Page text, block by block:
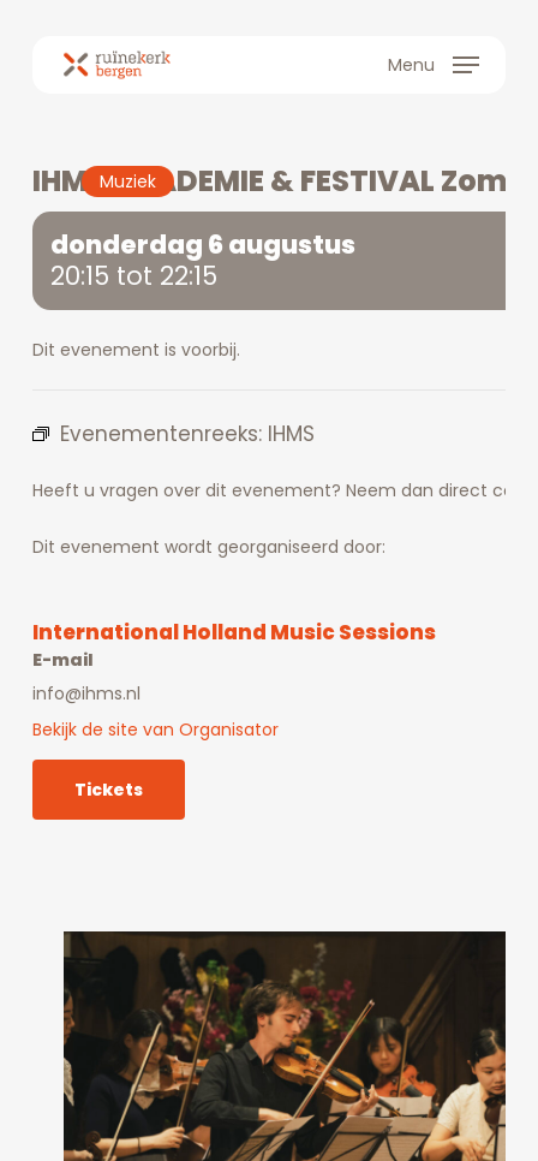
Menu
Muziek
IHMS ACADEMIE & FESTIVAL
donderdag 6 augustus
20:15 tot 22:15
Dit evenement is voorbij.
Evenementenreeks: IHMS
Heeft u vragen over dit evenement? Neem dan direct
Dit evenement wordt georganiseerd door:
International Holland Music Sessions
E-mail
info@ihms.nl
Bekijk de site van Organisator
Tickets